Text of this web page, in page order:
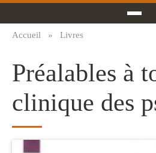
d'Ariane
Accueil Livres
Préalables à
clinique des